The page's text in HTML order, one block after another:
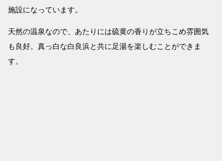
施設になっています。
天然の温泉なので、あたりには硫黄の香りが立ちこめ雰囲気
も良好。真っ白な白良浜と共に足湯を楽しむことができま
す。